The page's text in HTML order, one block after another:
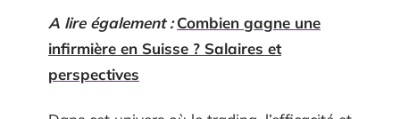
A lire également : Combien gagne une
infirmière en Suisse ? Salaires et
perspectives